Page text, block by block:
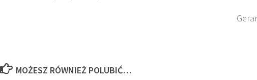
MOŻESZ RÓWNIEŻ POLUBIĆ…